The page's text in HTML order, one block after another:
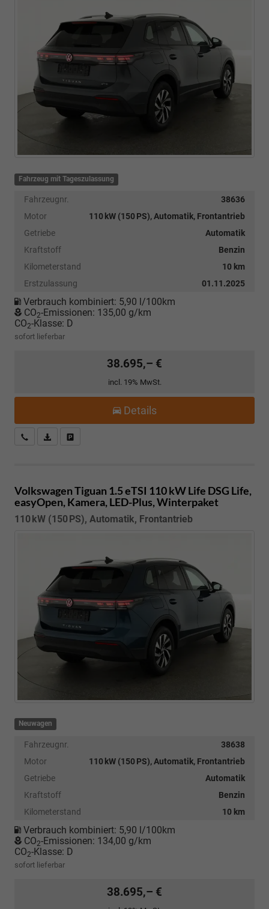
Fahrzeug mit Tageszulassung
Fahrzeugnr.
38636
Motor
110 kW (150 PS), Automatik, Frontantrieb
Getriebe
Automatik
Kraftstoff
Benzin
Kilometerstand
10 km
Erstzulassung
01.11.2025
Verbrauch kombiniert: 5,90 l/100km
CO2-Emissionen: 135,00 g/km
CO2-Klasse: D
sofort lieferbar
38.695,– €
incl. 19% MwSt.
Details
Kostenloser Rückruf-Service
PDF-Datei, Fahrzeugexposé drucken
Volkswagen Tiguan1.5 eTSI 110 kW Life DSG Life,
easyOpen, Kamera, LED-Plus, Winterpaket
110 kW (150 PS), Automatik, Frontantrieb
Neuwagen
Fahrzeugnr.
38638
Motor
110 kW (150 PS), Automatik, Frontantrieb
Getriebe
Automatik
Kraftstoff
Benzin
Kilometerstand
10 km
Verbrauch kombiniert: 5,90 l/100km
CO2-Emissionen: 134,00 g/km
CO2-Klasse: D
sofort lieferbar
38.695,– €